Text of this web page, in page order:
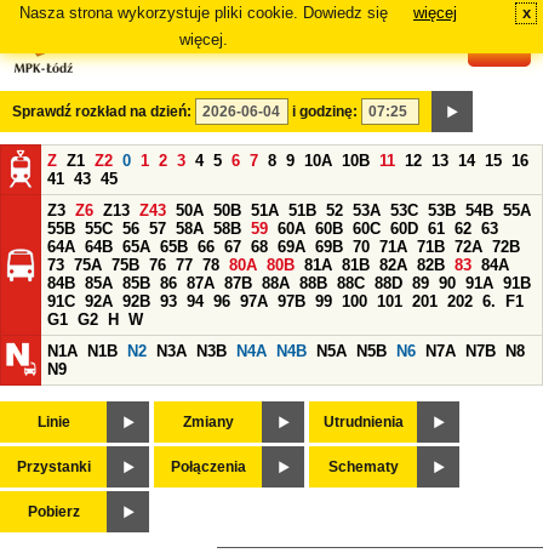
Nasza strona wykorzystuje pliki cookie. Dowiedz się
więcej.
więcej x
Sprawdź rozkład na dzień: i godzinę:
Z Z1 Z2 0 1 2 3 4 5 6 7 8 9 10A 10B 11 12 13 14 15 16
41 43 45
Z3 Z6 Z13 Z43 50A 50B 51A 51B 52 53A 53C 53B 54B 55A
55B 55C 56 57 58A 58B 59 60A 60B 60C 60D 61 62 63
64A 64B 65A 65B 66 67 68 69A 69B 70 71A 71B 72A 72B
73 75A 75B 76 77 78 80A 80B 81A 81B 82A 82B 83 84A
84B 85A 85B 86 87A 87B 88A 88B 88C 88D 89 90 91A 91B
91C 92A 92B 93 94 96 97A 97B 99 100 101 201 202 6.
F1
G1 G2 H
W
N1A
N1B N2 N3A N3B N4A N4B N5A N5B N6 N7A N7B
N8
N9
Linie Zmiany Utrudnienia
Przystanki Połączenia Schematy
Pobierz